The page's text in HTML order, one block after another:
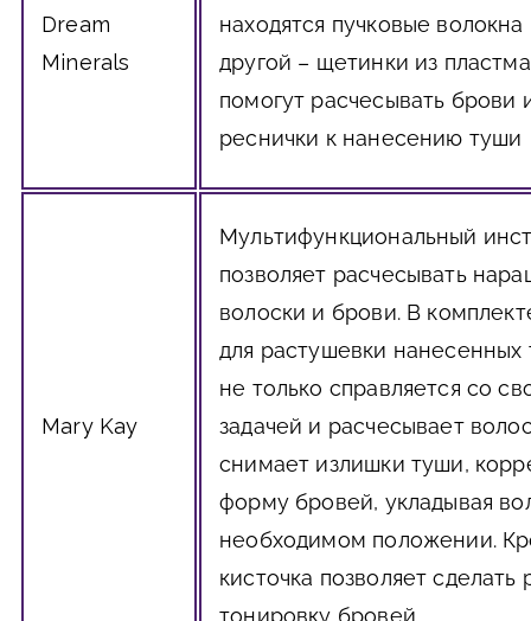
Dream
Minerals
находятся пучковые волокна
другой – щетинки из
помогут расчесывать брови
реснички к нанесению туши
Mary Kay
Мультифункциональный
позволяет расчесывать
волоски и брови. В
для растушевки
не только справляется со
задачей и расчесывает
снимает излишки туши,
форму бровей, укладывая
необходимом положении.
кисточка позволяет сделать
тонировку бровей